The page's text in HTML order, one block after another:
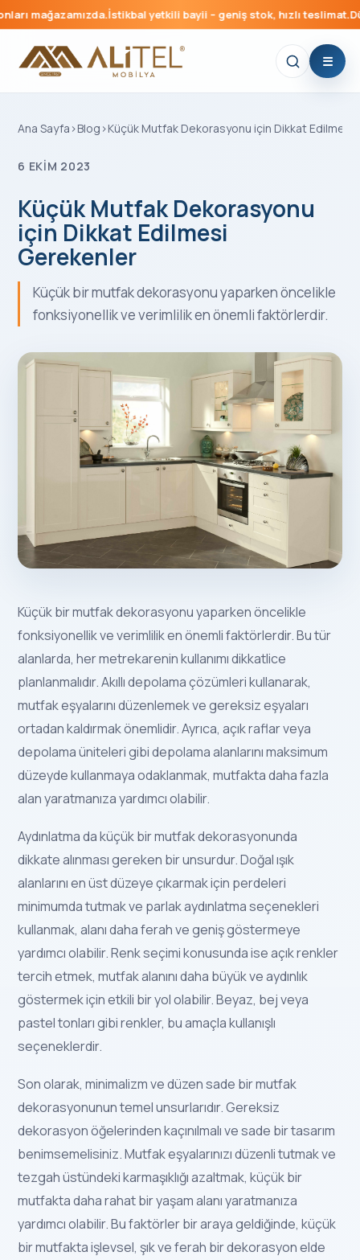
İstikbal yetkili bayii – geniş stok, hızlı teslimat.Düğün
Ana Sayfa ›Blog ›Küçük Mutfak Dekorasyonu için Dikkat Edilmesi
6 EKIM 2023
Küçük Mutfak Dekorasyonu
için Dikkat Edilmesi
Gerekenler
Küçük bir mutfak dekorasyonu yaparken öncelikle
fonksiyonellik ve verimlilik en önemli faktörlerdir.
Küçük bir mutfak dekorasyonu yaparken öncelikle
fonksiyonellik ve verimlilik en önemli faktörlerdir. Bu tür
alanlarda, her metrekarenin kullanımı dikkatlice
planlanmalıdır. Akıllı depolama çözümleri kullanarak,
mutfak eşyalarını düzenlemek ve gereksiz eşyaları
ortadan kaldırmak önemlidir. Ayrıca, açık raflar veya
depolama üniteleri gibi depolama alanlarını maksimum
düzeyde kullanmaya odaklanmak, mutfakta daha fazla
alan yaratmanıza yardımcı olabilir.
Aydınlatma da küçük bir mutfak dekorasyonunda
dikkate alınması gereken bir unsurdur. Doğal ışık
alanlarını en üst düzeye çıkarmak için perdeleri
minimumda tutmak ve parlak aydınlatma seçenekleri
kullanmak, alanı daha ferah ve geniş göstermeye
yardımcı olabilir. Renk seçimi konusunda ise açık renkler
tercih etmek, mutfak alanını daha büyük ve aydınlık
göstermek için etkili bir yol olabilir. Beyaz, bej veya
pastel tonları gibi renkler, bu amaçla kullanışlı
seçeneklerdir.
Son olarak, minimalizm ve düzen sade bir mutfak
dekorasyonunun temel unsurlarıdır. Gereksiz
dekorasyon öğelerinden kaçınılmalı ve sade bir tasarım
benimsemelisiniz. Mutfak eşyalarınızı düzenli tutmak ve
tezgah üstündeki karmaşıklığı azaltmak, küçük bir
mutfakta daha rahat bir yaşam alanı yaratmanıza
yardımcı olabilir. Bu faktörler bir araya geldiğinde, küçük
bir mutfakta işlevsel, şık ve ferah bir dekorasyon elde